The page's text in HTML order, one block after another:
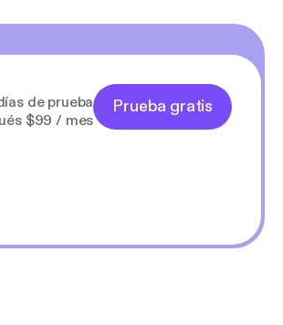
de prueba
$99 / mes
Prueba gratis